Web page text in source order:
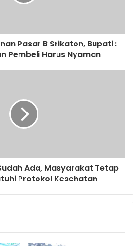
Pasar B Srikaton, Bupati :
Pembeli Harus Nyaman
Ada, Masyarakat Tetap
Protokol Kesehatan